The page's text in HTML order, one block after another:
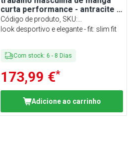
curta performance - antracite -
tamanho: 4XL
Código de produto, SKU:
KHASP4XLK5AZ#SET
look desportivo e elegante - fit: slim fit
Com stock: 6 - 8 Dias
173,99 €*
Adicione ao carrinho